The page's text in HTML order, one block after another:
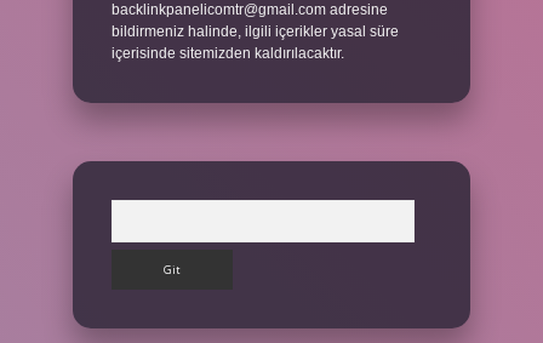
backlinkpanelicomtr@gmail.com adresine
bildirmeniz halinde, ilgili içerikler yasal süre
içerisinde sitemizden kaldırılacaktır.